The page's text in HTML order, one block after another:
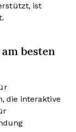
ist
besten
die interaktive